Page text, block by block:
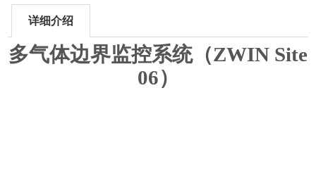
详细介绍
多气体边界监控系统（ZWIN Site
06）